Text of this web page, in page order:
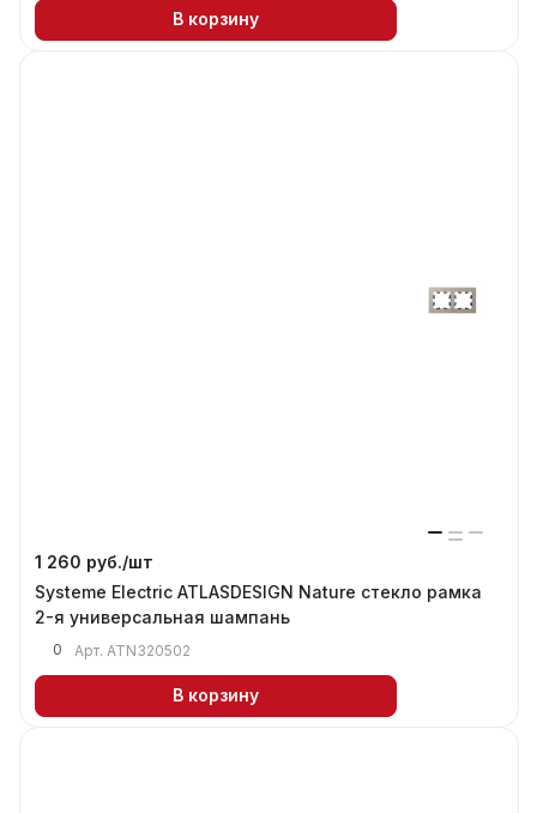
В корзину
1 260 руб./шт
Systeme Electric ATLASDESIGN Nature стекло рамка
2-я универсальная шампань
0 Арт. ATN320502
В корзину